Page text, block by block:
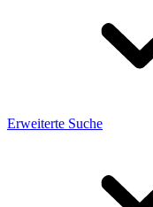
Erweiterte Suche